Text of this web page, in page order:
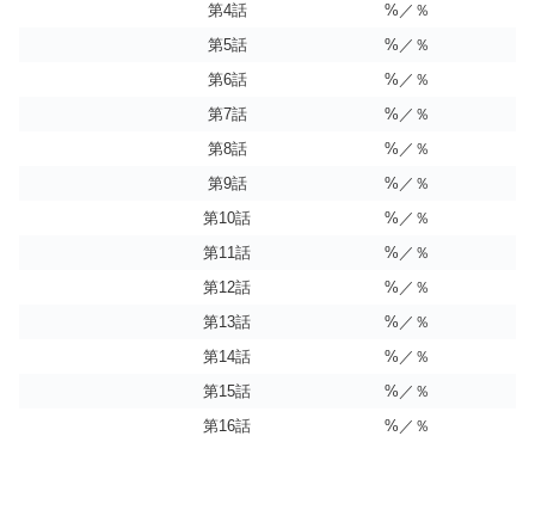
第4話
%／％
第5話
%／％
第6話
%／％
第7話
%／％
第8話
%／％
第9話
%／％
第10話
%／％
第11話
%／％
第12話
%／％
第13話
%／％
第14話
%／％
第15話
%／％
第16話
%／％